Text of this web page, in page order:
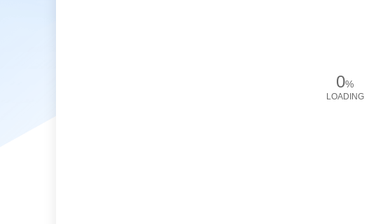
0%
LOADING